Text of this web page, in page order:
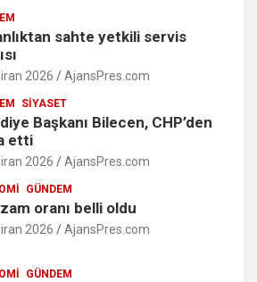
sahte yetkili servis
2026 AjansPres.com
SIYASET
Başkanı Bilecen, CHP’den
etti
2026 AjansPres.com
GÜNDEM
oranı belli oldu
2026 AjansPres.com
GÜNDEM